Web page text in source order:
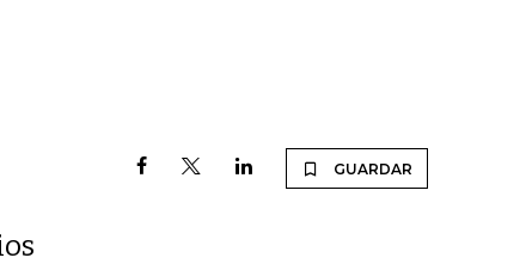
GUARDAR